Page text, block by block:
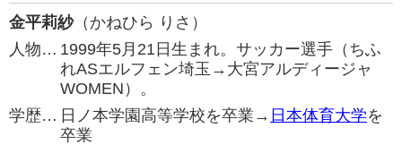
金平莉紗（かねひら りさ）
人物… 1999年5月21日生まれ。サッカー選手（ちふ
れASエルフェン埼玉→大宮アルディージャ
WOMEN）。
学歴… 日ノ本学園高等学校を卒業→ 日本体育大学を
卒業